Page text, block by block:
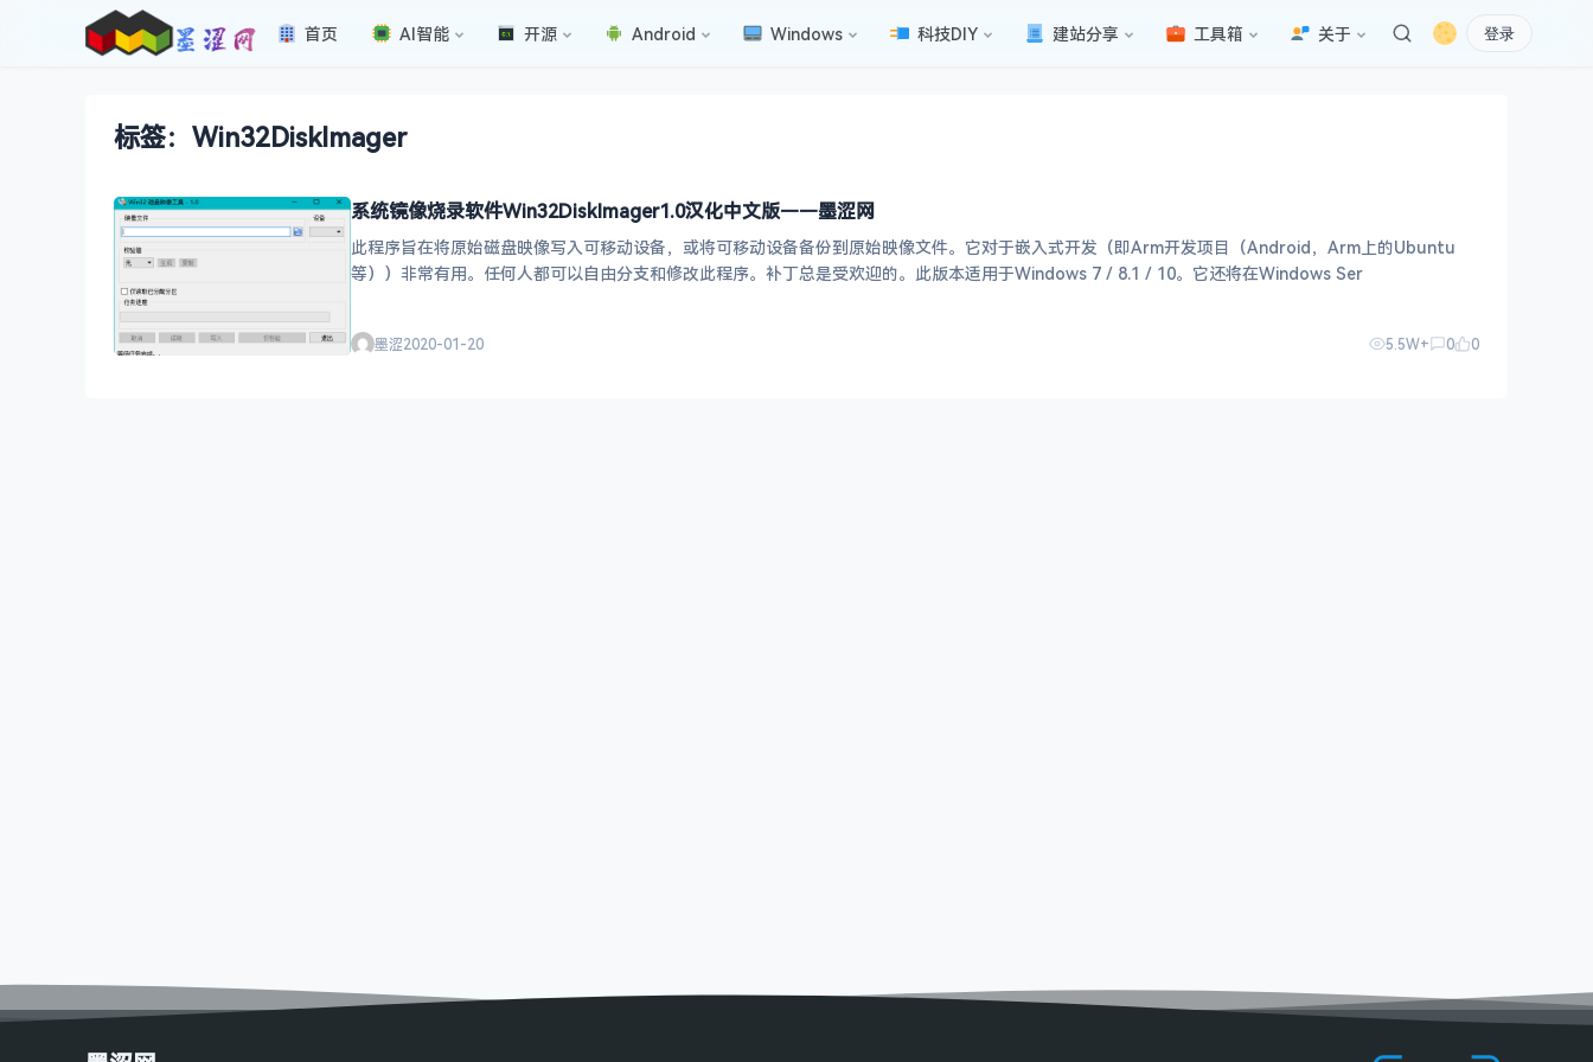
首页 AI智能 开源 Android Windows 科技DIY 建站分享 工具箱 关于 登录
标签：Win32DiskImager
系统镜像烧录软件Win32DiskImager1.0汉化中文版——墨涩网
此程序旨在将原始磁盘映像写入可移动设备，或将可移动设备备份到原始映像文件。它对于嵌入式开发（即Arm开发项目（Android，Arm上的Ubuntu
等））非常有用。任何人都可以自由分支和修改此程序。补丁总是受欢迎的。此版本适用于Windows 7 / 8.1 / 10。它还将在Windows Ser
墨涩2020-01-20 5.5W+ 0 0